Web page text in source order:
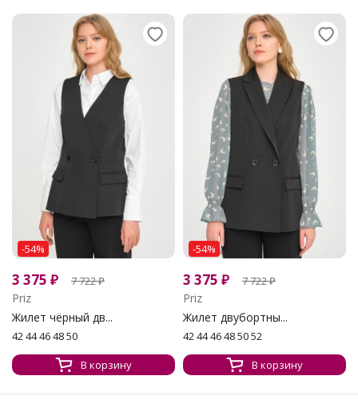
-54%
3 375 ₽ 7 722₽
Priz
Жилет чёрный дв...
42 44 46 48 50
В корзину
-54%
3 375 ₽ 7 722₽
Priz
Жилет двубортны...
42 44 46 48 50 52
В корзину